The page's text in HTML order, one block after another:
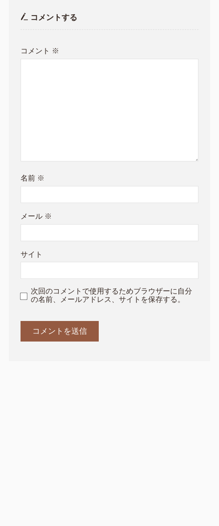
コメントする
コメント ※
名前 ※
メール ※
サイト
次回のコメントで使用するためブラウザーに自分
の名前、メールアドレス、サイトを保存する。